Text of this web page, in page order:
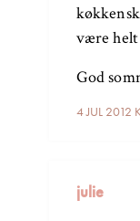
4 JUL 2012
være helt
God
julie